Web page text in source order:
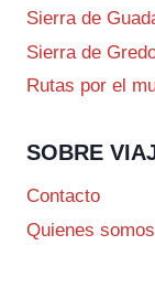
Sierra de
Sierra de
Rutas por el
SOBRE
Contacto
Quienes somos